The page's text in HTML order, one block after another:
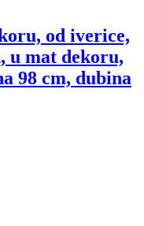
od iverice,
u mat dekoru,
98 cm, dubina